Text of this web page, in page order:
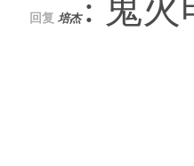
回复 培杰 : 鬼火